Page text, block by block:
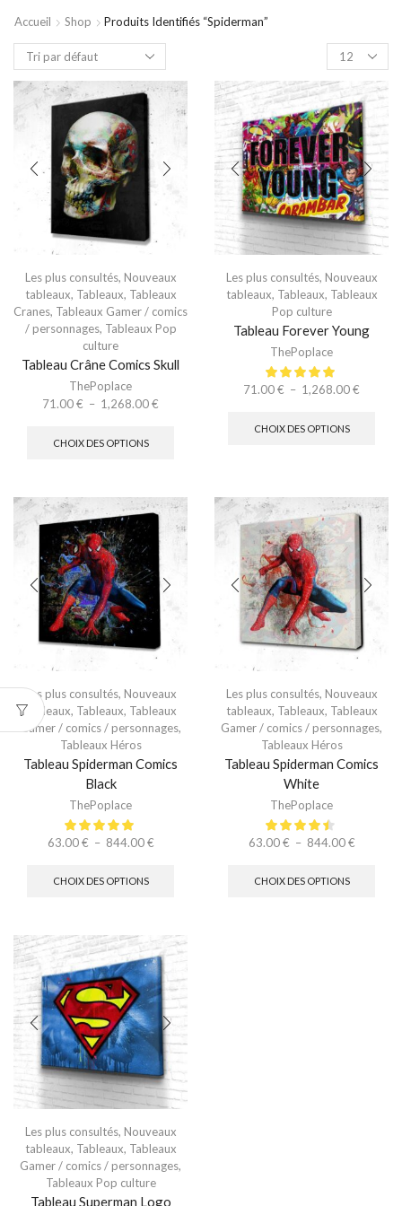
Accueil Shop Produits Identifiés “spiderman”
Les plus consultés, Nouveaux
tableaux, Tableaux, Tableaux
Cranes, Tableaux Gamer / comics
/ personnages, Tableaux Pop
culture
Tableau Crâne Comics Skull
ThePoplace
71.00€ – 1,268.00€
CHOIX DES OPTIONS
Les plus consultés, Nouveaux
tableaux, Tableaux, Tableaux
Pop culture
Tableau Forever Young
ThePoplace
71.00€ – 1,268.00€
CHOIX DES OPTIONS
Les plus consultés, Nouveaux
tableaux, Tableaux, Tableaux
Gamer / comics / personnages,
Tableaux Héros
Tableau Spiderman Comics
Black
ThePoplace
63.00€ – 844.00€
CHOIX DES OPTIONS
Les plus consultés, Nouveaux
tableaux, Tableaux, Tableaux
Gamer / comics / personnages,
Tableaux Héros
Tableau Spiderman Comics
White
ThePoplace
63.00€ – 844.00€
CHOIX DES OPTIONS
Les plus consultés, Nouveaux
tableaux, Tableaux, Tableaux
Gamer / comics / personnages,
Tableaux Pop culture
Tableau Superman Logo